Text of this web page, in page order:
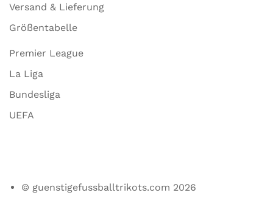
Versand & Lieferung
Größentabelle
Premier League
La Liga
Bundesliga
UEFA
© guenstigefussballtrikots.com 2026